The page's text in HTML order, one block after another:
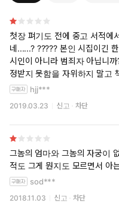
첫장 펴기도 전에 중고 서적에
네......? ????? 본인 시집이긴
시인이 아니라 범죄자 아닙니
정받지 못함을 자위하지 말고
hjj***
2019.03.23 신고 차단
그놈의 엄마와 그놈의 자궁이
적도 그게 뭔지도 모르면서 아
sod***
2018.11.03 신고 차단